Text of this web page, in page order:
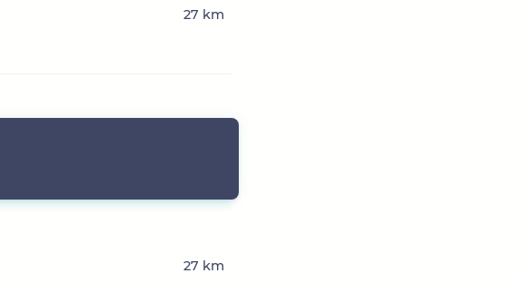
27 km
27 km